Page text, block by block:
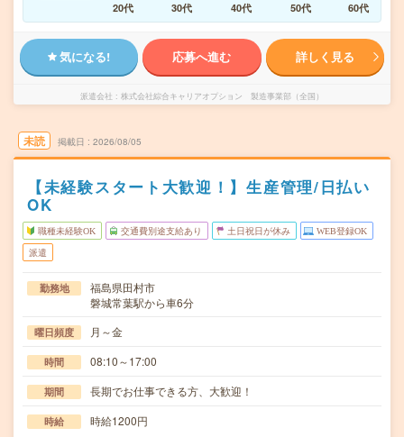
20代
30代 40代 50代 60代
気になる! 応募へ進む 詳しく見る
派遣会社 株式会社綜合キャリアオプション 製造事業部（全国）
未読 掲載日 2026/08/05
【未経験スタート大歓迎！】生産管理/日払い
OK
職種未経験OK 交通費別途支給あり 土日祝日が休み WEB登録OK
派遣
勤務地
福島県田村市
磐城常葉駅から車6分
曜日頻度 月～金
時間 08:10～17:00
期間 長期でお仕事できる方、大歓迎！
時給 時給1200円